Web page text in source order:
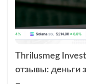
Thrilusmeg
отзывы: деньги